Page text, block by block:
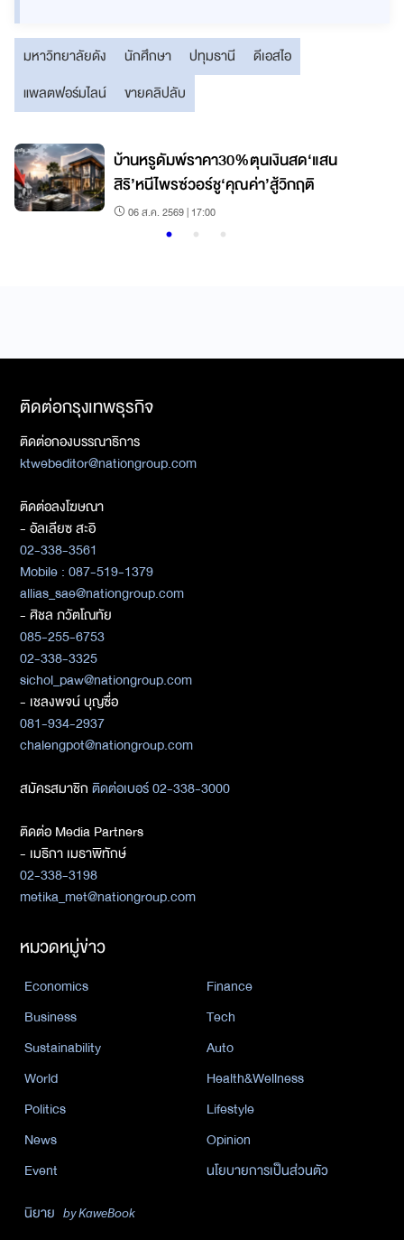
มหาวิทยาลัยดัง นักศึกษา ปทุมธานี
ดีเอสไอ
แพลตฟอร์มไลน์
ขายคลิปลับ
บ้านหรูดัมพ์ราคา30%ตุนเงินสด‘แสน
สิริ’หนีไพรซ์วอร์ชู‘คุณค่า’สู้วิกฤติ
06 ส.ค. 2569 | 17:00
ติดต่อกรุงเทพธุรกิจ
ติดต่อกองบรรณาธิการ
ktwebeditor@nationgroup.com
ติดต่อลงโฆษณา
- อัลเลียซ สะอิ
02-338-3561
Mobile : 087-519-1379
allias_sae@nationgroup.com
- ศิชล ภวัตโณทัย
085-255-6753
02-338-3325
sichol_paw@nationgroup.com
- เชลงพจน์ บุญซื่อ
081-934-2937
chalengpot@nationgroup.com
สมัครสมาชิกติดต่อเบอร์ 02-338-3000
ติดต่อ Media Partners
- เมธิกา เมธาพิทักษ์
02-338-3198
metika_met@nationgroup.com
หมวดหมู่ข่าว
Economics
Finance
Business
Tech
Sustainability
Auto
World
Health&Wellness
Politics
Lifestyle
News
Opinion
Event
นโยบายการเป็นส่วนตัว
นิยาย by KaweBook